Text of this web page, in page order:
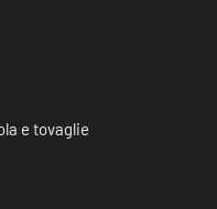
e tovaglie